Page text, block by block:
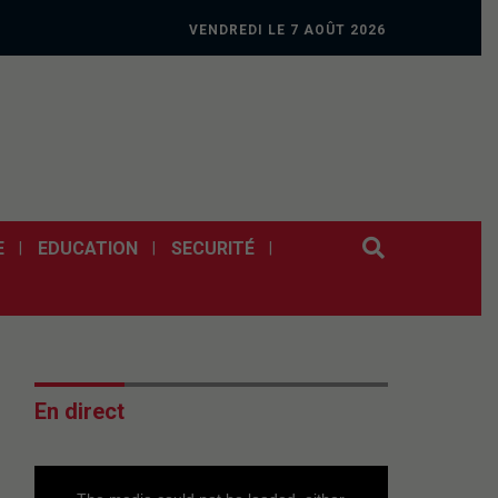
VENDREDI LE 7 AOÛT 2026
EDUCATION SECURITÉ
En direct